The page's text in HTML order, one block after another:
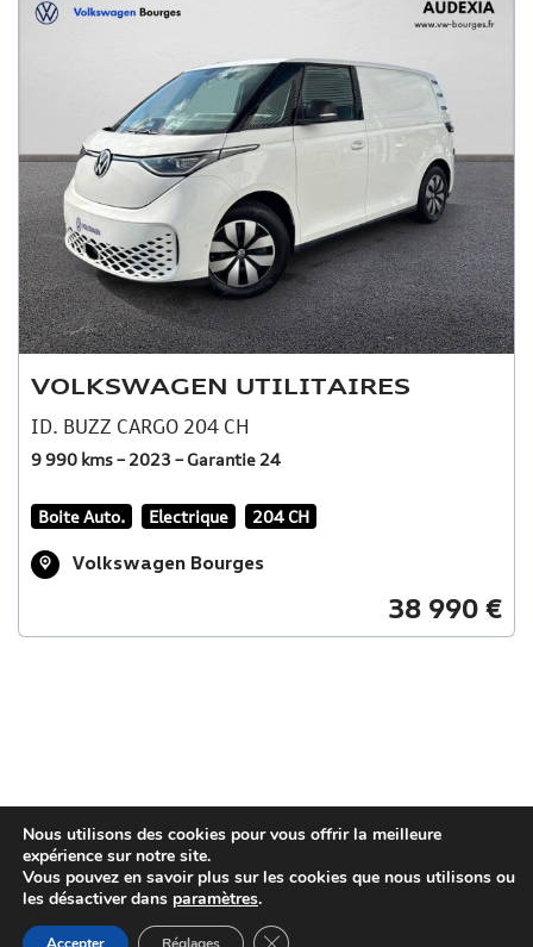
VOLKSWAGEN UTILITAIRES
ID. BUZZ CARGO 204 CH
9 990 kms – 2023 – Garantie 24
Boite Auto. Electrique 204 CH
Volkswagen Bourges
38 990 €
Nous utilisons des cookies pour vous offrir la meilleure
expérience sur notre site.
Vous pouvez en savoir plus sur les cookies que nous utilisons ou
les désactiver dans paramètres.
Close GDPR Cookie Banner